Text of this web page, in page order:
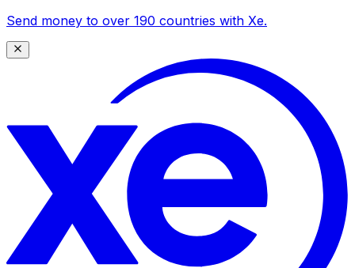
Send money to over 190 countries with Xe.